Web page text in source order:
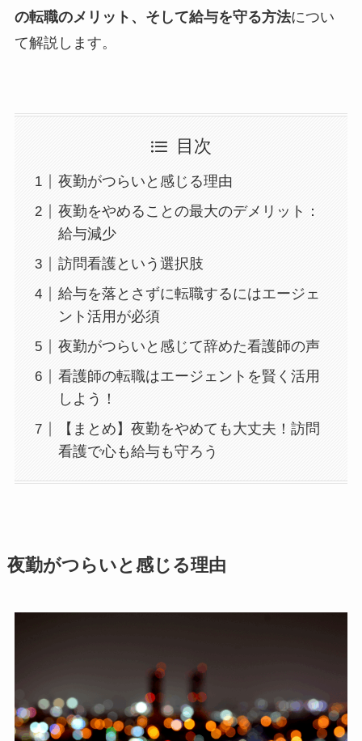
の転職のメリット、そして給与を守る方法につい
て解説します。
目次
夜勤がつらいと感じる理由
夜勤をやめることの最大のデメリット：
給与減少
訪問看護という選択肢
給与を落とさずに転職するにはエージェ
ント活用が必須
夜勤がつらいと感じて辞めた看護師の声
看護師の転職はエージェントを賢く活用
しよう！
【まとめ】夜勤をやめても大丈夫！訪問
看護で心も給与も守ろう
夜勤がつらいと感じる理由